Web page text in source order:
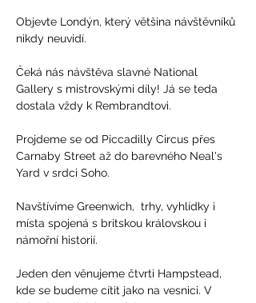
Objevte Londýn, který většina návštěvníků
nikdy neuvidí.
Čeká nás návštěva slavné National
Gallery s mistrovskými díly! Já se teda
dostala vždy k Rembrandtovi.
Projdeme se od Piccadilly Circus přes
Carnaby Street až do barevného Neal's
Yard v srdci Soho.
Navštívíme Greenwich,  trhy, vyhlídky i
místa spojená s britskou královskou i
námořní historií.
Jeden den věnujeme čtvrti Hampstead,
kde se budeme cítit jako na vesnici. V